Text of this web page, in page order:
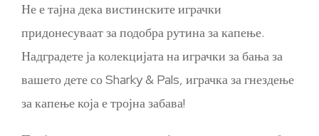
Не е тајна дека вистинските играчки
придонесуваат за подобра рутина за капење.
Надградете ја колекцијата на играчки за бања за
вашето дете со Sharky & Pals, играчка за гнездење
за капење која е тројна забава!